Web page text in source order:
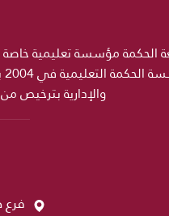
والإدارية بترخيص
فرع